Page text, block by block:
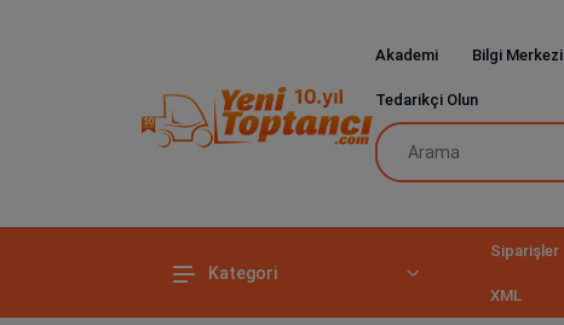
Akademi Bilgi Merkezi
Tedarikçi Olun
Kategori
Siparişler
XML